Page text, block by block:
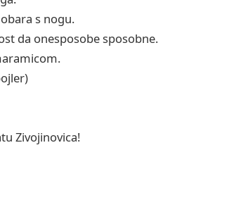
s nogu.
da onesposobe sposobne.
Zivojinovica!